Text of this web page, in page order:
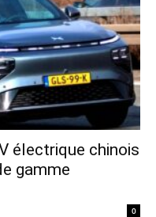
électrique chinois
gamme
0